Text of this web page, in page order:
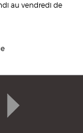
au vendredi de